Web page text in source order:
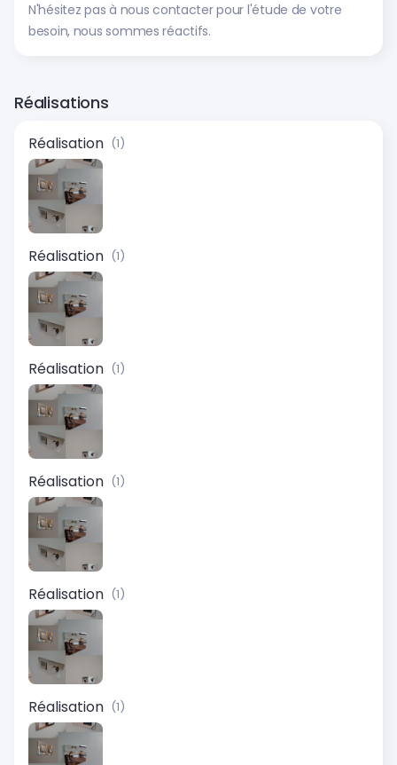
N'hésitez pas à nous contacter pour l'étude de votre
besoin, nous sommes réactifs.
Réalisations
Réalisation (1)
Réalisation (1)
Réalisation (1)
Réalisation (1)
Réalisation (1)
Réalisation (1)